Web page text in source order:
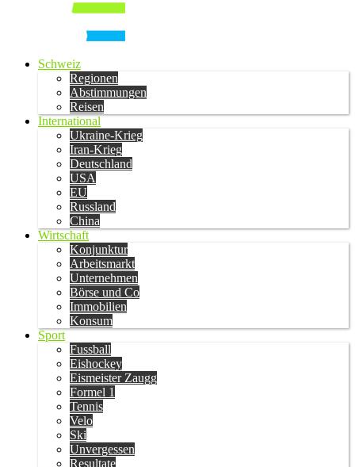
Schweiz
Regionen
Abstimmungen
Reisen
International
Ukraine-Krieg
Iran-Krieg
Deutschland
USA
EU
Russland
China
Wirtschaft
Konjunktur
Arbeitsmarkt
Unternehmen
Börse und Co
Immobilien
Konsum
Sport
Fussball
Eishockey
Eismeister Zaugg
Formel 1
Tennis
Velo
Ski
Unvergessen
Resultate